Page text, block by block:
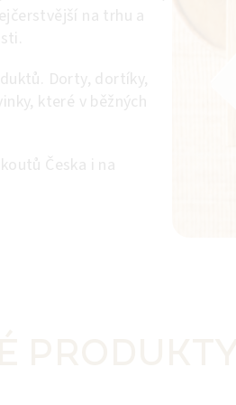
na trhu a
Dorty, dortíky,
které v běžných
Česka i na